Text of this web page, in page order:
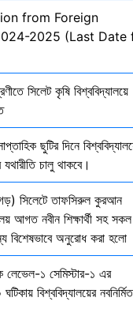
from Foreign
2025 (Last Date
সিলেট কৃষি বিশ্ববিদ্যালয়ে
ছুটির দিনে
চালু থাকবে।
সিলেটে তাফসিরুল কুরআন
আগত নবীন শিক্ষার্থী সহ সকল
বিশেষভাবে অনুরোধ করা হলো
লেভেল-১ সেমিস্টার-১ এর
বিশ্ববিদ্যালয়ের নবনির্মিত